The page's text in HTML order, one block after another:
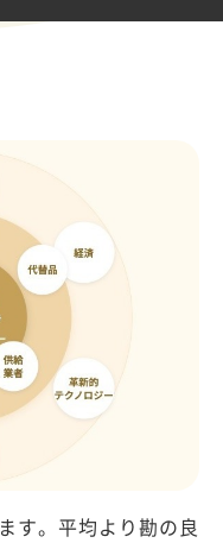
す。平均より勘の良